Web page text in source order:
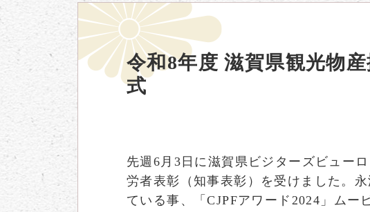
令和8年度 滋賀県観光物
式
先週6月3日に滋賀県ビジターズビュー
労者表彰（知事表彰）を受けました。
ている事、「CJPFアワード2024」ム